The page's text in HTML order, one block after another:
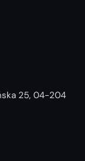
25, 04-204